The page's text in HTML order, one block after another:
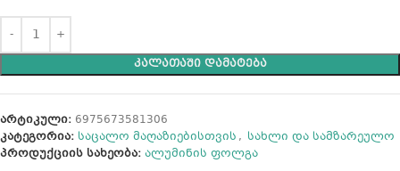
ᲙᲐᲚᲐᲗᲐᲨᲘ ᲓᲐᲛᲐᲢᲔᲑᲐ
არტიკული: 6975673581306
კატეგორია: საცალო მაღაზიებისთვის , სახლი და სამზარეულო
პროდუქციის სახეობა: ალუმინის ფოლგა